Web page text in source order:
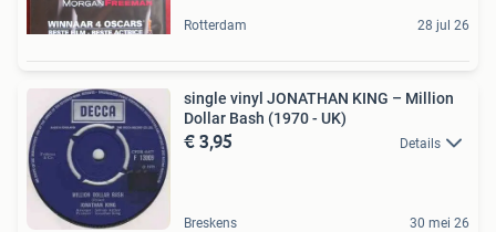
Rotterdam 28 jul 26
single vinyl JONATHAN KING – Million
Dollar Bash (1970 - UK)
€ 3,95 Details
Breskens 30 mei 26